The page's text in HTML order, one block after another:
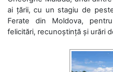
ai țării, cu un stagiu de
Ferate din Moldova,
felicitări, recunoștință și urări